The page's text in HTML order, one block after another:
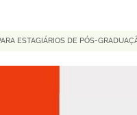
ESTAGIÁRIOS DE PÓS-